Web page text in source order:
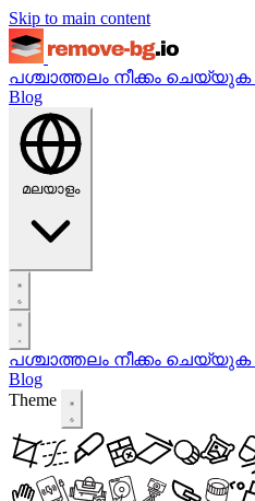
Skip to main content
പശ്ചാത്തലം നീക്കം ചെയ്യുക
Blog
മലയാളം
പശ്ചാത്തലം നീക്കം ചെയ്യുക
Blog
Theme